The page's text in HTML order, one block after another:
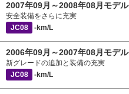
2007年09月～2008年08月モデル
安全装備をさらに充実
JC08
-km/L
2006年09月～2007年08月モデル
新グレードの追加と装備の充実
JC08
-km/L